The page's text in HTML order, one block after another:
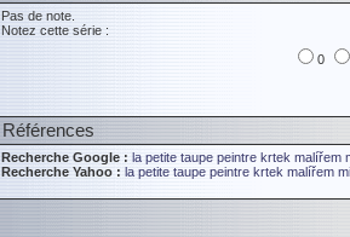
Pas de note.
Notez cette série :
0
Références
Recherche Google : la petite taupe peintre krtek malířem
Recherche Yahoo : la petite taupe peintre krtek malířem